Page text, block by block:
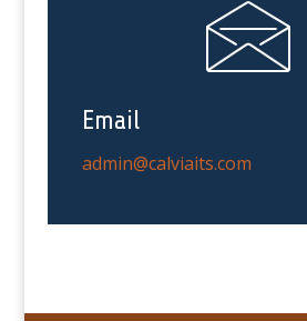
Email
admin@calviaits.com